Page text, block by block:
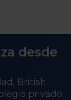
desde
British
privado